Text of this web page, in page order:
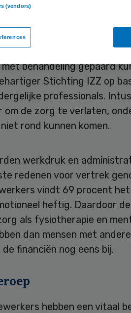
vijf zorgmedewerkers mijdt
behandeling gepaard
Stichting IZZ op
professionals.
om de zorg te verlaten,
rond kunnen komen.
werkdruk en
redenen voor vertrek
vindt 69 procent
heftig. Daardoor
als fysiotherapie en
dan mensen met
financiën nog eens bij.
hebben een vitaal
(vendors)